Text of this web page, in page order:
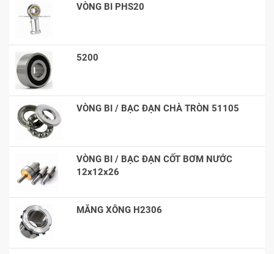
VÒNG BI PHS20
5200
VÒNG BI / BẠC ĐẠN CHÀ TRÒN 51105
VÒNG BI / BẠC ĐẠN CỐT BƠM NƯỚC
12x12x26
MĂNG XÔNG H2306